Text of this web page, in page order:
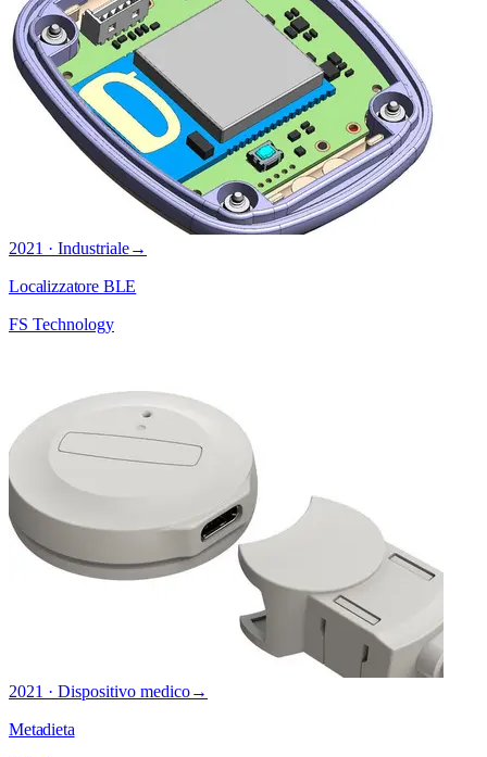
2021 · Industriale→
Localizzatore BLE
FS Technology
2021 · Dispositivo medico→
Metadieta